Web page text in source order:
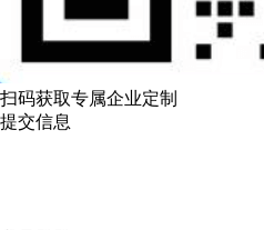
扫码获取专属企业定制
提交信息